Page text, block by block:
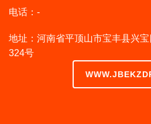
电话：-
地址：河南省平顶山市宝丰县兴
324号